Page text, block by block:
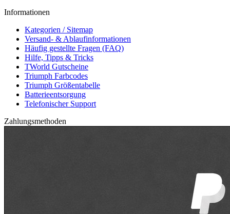
Informationen
Kategorien / Sitemap
Versand- & Ablaufinformationen
Häufig gestellte Fragen (FAQ)
Hilfe, Tipps & Tricks
TWorld Gutscheine
Triumph Farbcodes
Triumph Größentabelle
Batterieentsorgung
Telefonischer Support
Zahlungsmethoden